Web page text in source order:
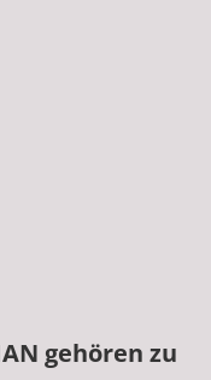
zu Facebook
zu
gehören zu